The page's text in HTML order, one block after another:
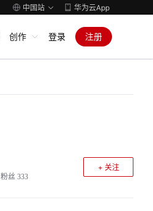
中国站 华为云App
创作 登录 注册
粉丝 333
+ 关注